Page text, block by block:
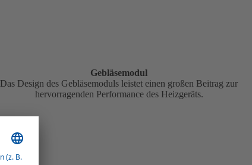
Gebläsemodul
Das Design des Gebläsemoduls leistet einen großen Beitrag zur
hervorragenden Performance des Heizgeräts.